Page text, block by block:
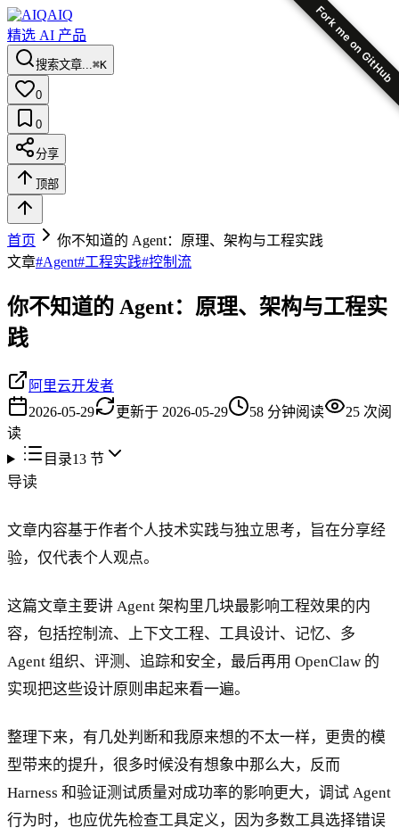
Fork me on GitHub
AIQ
精选 AI 产品
搜索文章...⌘K
0
0
分享
顶部
首页
你不知道的 Agent：原理、架构与工程实践
文章#Agent#工程实践#控制流
你不知道的 Agent：原理、架构与工程实
践
阿里云开发者
2026-05-29
更新于 2026-05-29 58 分钟阅读 25 次阅
读
目录13节
导读
文章内容基于作者个人技术实践与独立思考，旨在分享经
验，仅代表个人观点。
这篇文章主要讲 Agent 架构里几块最影响工程效果的内
容，包括控制流、上下文工程、工具设计、记忆、多
Agent 组织、评测、追踪和安全，最后再用 OpenClaw 的
实现把这些设计原则串起来看一遍。
整理下来，有几处判断和我原来想的不太一样，更贵的模
型带来的提升，很多时候没有想象中那么大，反而
Harness 和验证测试质量对成功率的影响更大，调试 Agent
行为时，也应优先检查工具定义，因为多数工具选择错误